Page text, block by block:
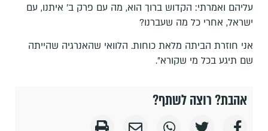
עליהם ואמרתי: הקדוש ברוך הוא, מה עם פרק ב' איתנו, עם
ישראל, אחרי כל מה שעברנו?
אני חוזרת הביתה מלאת כוחות. הלוואי שהאנרגיה שהייתה
שם תיגע בכל מי שקורא".
אהבת? רוצה לשתף?